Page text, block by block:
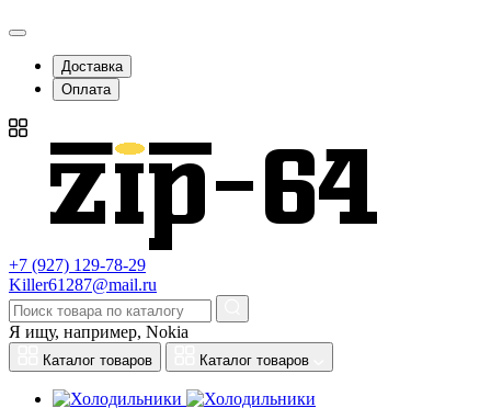
Доставка
Оплата
+7 (927) 129-78-29
Killer61287@mail.ru
Я ищу, например, Nokia
Каталог товаров Каталог товаров